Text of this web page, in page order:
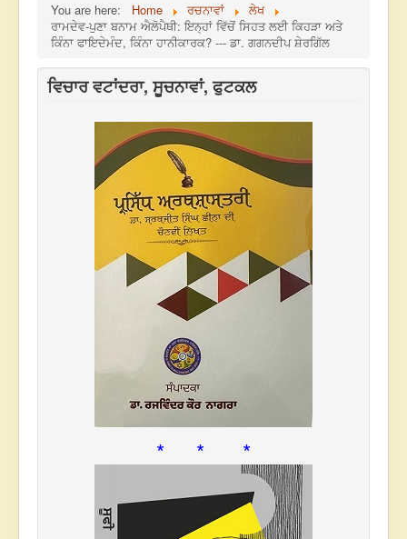
You are here: Home ਰਚਨਾਵਾਂ
ਲੇਖ
ਰਾਮਦੇਵ-ਪੁਣਾ ਬਨਾਮ ਐਲੋਪੈਥੀ: ਇਨ੍ਹਾਂ ਵਿੱਚੋਂ ਸਿਹਤ ਲਈ ਕਿਹੜਾ ਅਤੇ
ਕਿੰਨਾ ਫਾਇਦੇਮੰਦ, ਕਿੰਨਾ ਹਾਨੀਕਾਰਕ? --- ਡਾ. ਗਗਨਦੀਪ ਸ਼ੇਰਗਿੱਲ
ਵਿਚਾਰ ਵਟਾਂਦਰਾ, ਸੂਚਨਾਵਾਂ, ਫੁਟਕਲ
* * *